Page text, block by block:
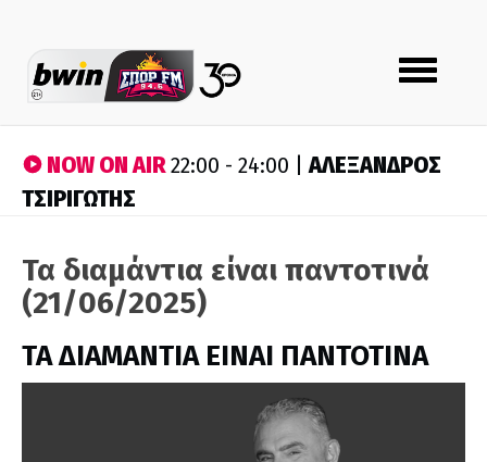
Toggle
navigation
NOW ON AIR22:00 - 24:00 |ΑΛΕΞΑΝΔΡΟΣ
ΤΣΙΡΙΓΩΤΗΣ
Τα διαμάντια είναι παντοτινά
(21/06/2025)
ΤΑ ΔΙΑΜΑΝΤΙΑ ΕΙΝΑΙ ΠΑΝΤΟΤΙΝΑ